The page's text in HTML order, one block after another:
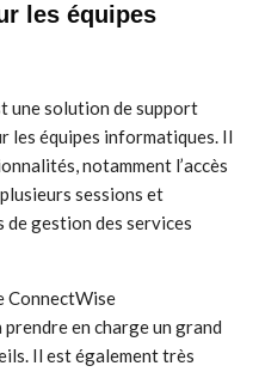
les équipes
une solution de support
les équipes informatiques. Il
notamment l’accès
sessions et
de gestion des services
ConnectWise
en charge un grand
Il est également très